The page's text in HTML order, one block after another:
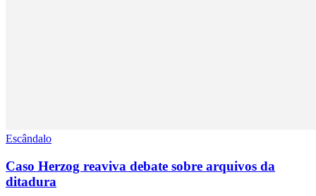
Escândalo
Caso Herzog reaviva debate sobre arquivos da
ditadura